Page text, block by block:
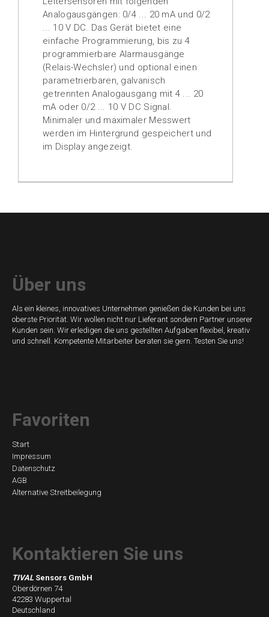
Analogausgängen: 0/4 ... 20 mA und 0/2
... 10 V DC. Das Gerät bietet eine
einfache Programmierung, bis zu 4
programmierbare Alarmausgänge
(Relais-Wechsler) und optional einen
parametrierbaren, galvanisch
getrennten Analogausgang mit 4 ... 20
mA oder 0/2 ... 10 V DC Signal.
Minimaler und maximaler Messwert
werden im Hintergrund gespeichert und
im Display angezeigt.
Über uns
Als ein kleines, innovatives Unternehmen genießen die Kunden bei uns
oberste Priorität. Wir wollen nicht nur Lieferant sondern Partner unserer
Kunden sein. Wir erledigen die uns gestellten Aufgaben flexibel, kreativ
und schnell. Kompetente Mitarbeiter beraten sie gern. Testen Sie uns!
Favoriten
Navigation
überspringen
Start
Impressum
Datenschutz
AGB
Alternative Streitbeilegung
Kontaktieren Sie uns
TIVAL Sensors GmbH
Oberdörnen 74
42283 Wuppertal
Deutschland